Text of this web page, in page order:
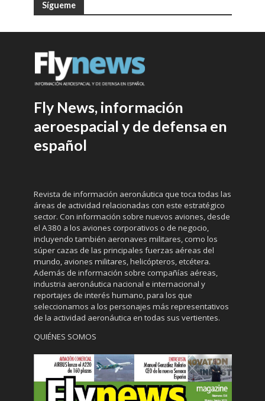
Sígueme
Fly News, información
aeroespacial y de defensa en
español
Revista de información aeronáutica que toca todas las
áreas de actividad relacionadas con este estratégico
sector. Con información sobre nuevos aviones, desde
el A380 a los aviones corporativos o de negocio,
incluyendo también aeronaves militares, como los
súper cazas de las principales fuerzas aéreas del
mundo, aviones militares, helicópteros, etcétera.
Además de información sobre compañías aéreas,
industria aeronáutica nacional e internacional y
reportajes de interés humano, para los que
seleccionamos a los personajes más representativos
de la actividad aeronáutica en todas sus vertientes.
QUIÉNES SOMOS